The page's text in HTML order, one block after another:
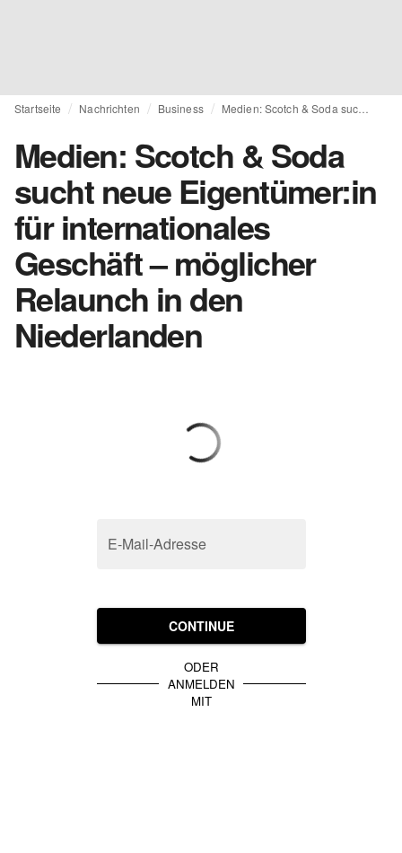
Startseite Nachrichten Business
Medien: Scotch & Soda
sucht neue Eigentümer:in
für internationales
Geschäft – möglicher
Relaunch in den
Niederlanden
E-Mail-Adresse
CONTINUE
ODER
ANMELDEN
MIT